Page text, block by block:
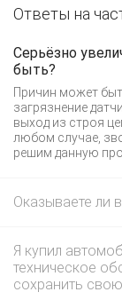
Ответы на
Серьёзно
быть?
Причин может
загрязнение
выход из строя
любом случае,
решим данную
Оказываете ли
Я купил
техническое
сохранить